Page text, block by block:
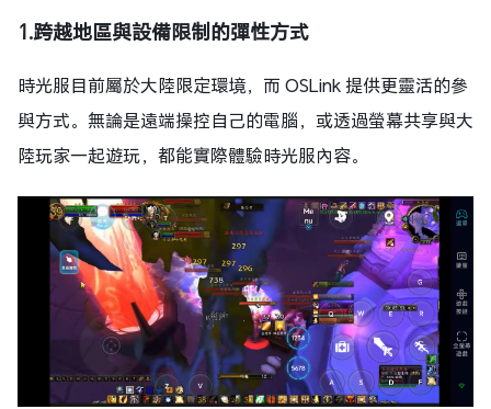
1.跨越地區與設備限制的彈性方式
時光服目前屬於大陸限定環境，而 OSLink 提供更靈活的參
與方式。無論是遠端操控自己的電腦，或透過螢幕共享與大
陸玩家一起遊玩，都能實際體驗時光服內容。